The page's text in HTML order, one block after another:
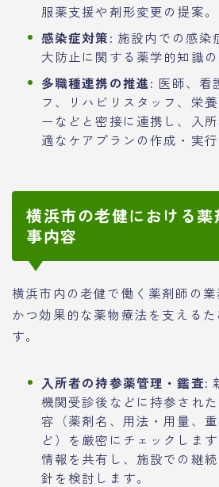
服薬支援や剤形変更の提案。
感染症対策: 施設内での感染
大防止に関する薬学的知識の
多職種連携の推進: 医師、看
フ、リハビリスタッフ、栄
ーなどと密接に連携し、入
適なケアプランの作成・実行
横浜市の老健における薬
事内容
横浜市内の老健で働く薬剤師の
かつ効果的な薬物療法を支える
す。
入所者の持参薬管理・鑑査:
機関受診後などに持参され
容（薬剤名、用法・用量、
ど）を厳密にチェックしま
情報を共有し、施設での継
針を検討します。